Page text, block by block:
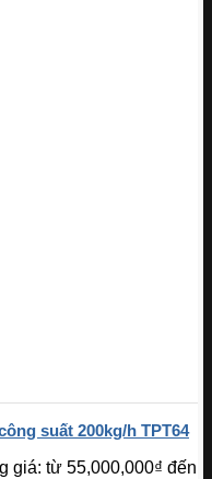
suất 200kg/h TPT64
giá: từ 55,000,000₫ đến